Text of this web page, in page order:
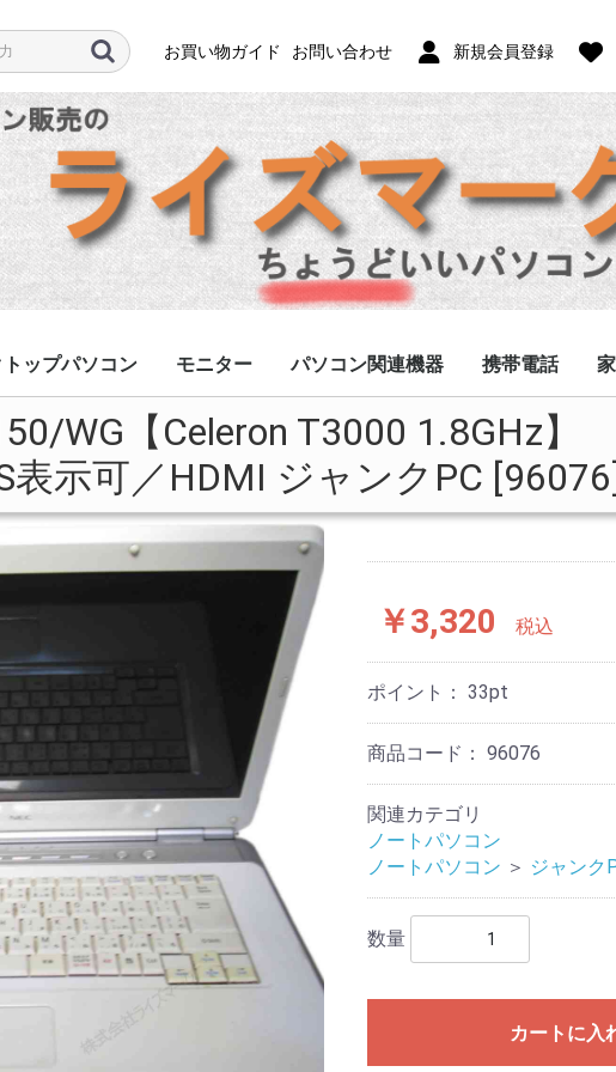
お買い物ガイド お問い合わせ 新規会員登録
ップパソコン
済み
PC
型
モニター
フルHD
ノングレア
グレア
パソコン関連機器
ACアダプター
キーボード/マウス
HDD/SSD
修理用部品
その他
携帯電話
スマホ
ガラケー
タブレット
モバイルWi-Fi
アクセサリー
WG【Celeron T3000 1.8GHz
表示可／HDMI ジャンクPC
￥3,320 税込
ポイント： 33pt
商品コード： 96076
関連カテゴリ
ノートパソコン
ノートパソコン ＞ ジャンク
数量
カートに入